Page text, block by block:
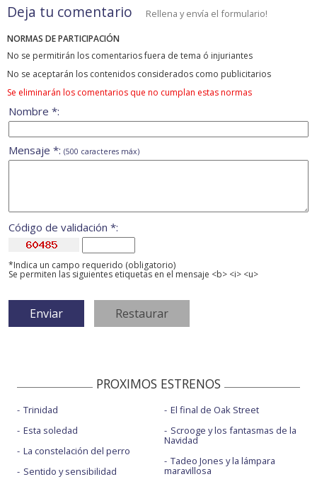
Deja tu comentario Rellena y envía el formulario!
NORMAS DE PARTICIPACIÓN
No se permitirán los comentarios fuera de tema ó injuriantes
No se aceptarán los contenidos considerados como publicitarios
Se eliminarán los comentarios que no cumplan estas normas
Nombre *:
Mensaje *: (500 caracteres máx)
Código de validación *:
*Indica un campo requerido (obligatorio)
Se permiten las siguientes etiquetas en el mensaje <b> <i> <u>
PROXIMOS ESTRENOS
Trinidad
Esta soledad
La constelación del perro
Sentido y sensibilidad
El final de Oak Street
Scrooge y los fantasmas de la
Navidad
Tadeo Jones y la lámpara
maravillosa